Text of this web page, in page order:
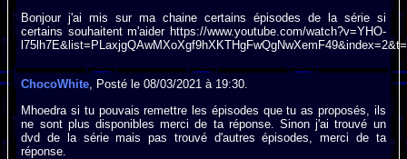
Bonjour j'ai mis sur ma chaine certains épisodes de la série si
certains souhaitent m'aider https://www.youtube.com/watch?v=YHO-
ChocoWhite, Posté le 08/03/2021 à 19:30.
Mhoedra si tu pouvais remettre les épisodes que tu as proposés, ils
ne sont plus disponibles merci de ta réponse. Sinon j'ai trouvé un
dvd de la série mais pas trouvé d'autres épisodes, merci de ta
réponse.